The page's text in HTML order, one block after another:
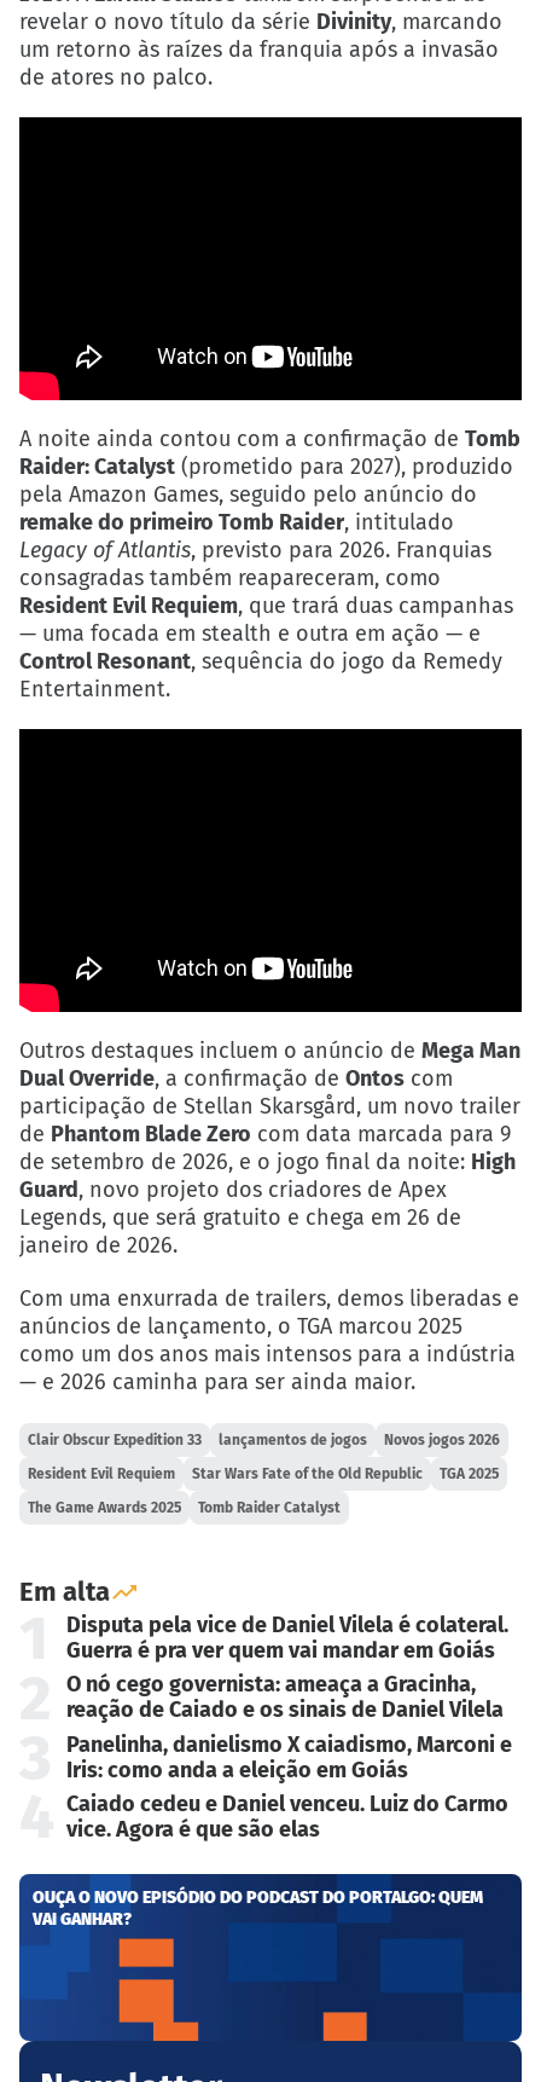
revelar o novo título da série Divinity, marcando
um retorno às raízes da franquia após a invasão
de atores no palco.
A noite ainda contou com a confirmação de Tomb
Raider: Catalyst (prometido para 2027), produzido
pela Amazon Games, seguido pelo anúncio do
remake do primeiro Tomb Raider, intitulado
Legacy of Atlantis, previsto para 2026. Franquias
consagradas também reapareceram, como
Resident Evil Requiem, que trará duas campanhas
— uma focada em stealth e outra em ação — e
Control Resonant, sequência do jogo da Remedy
Entertainment.
Outros destaques incluem o anúncio de Mega Man
Dual Override, a confirmação de Ontos com
participação de Stellan Skarsgård, um novo trailer
de Phantom Blade Zero com data marcada para 9
de setembro de 2026, e o jogo final da noite: High
Guard, novo projeto dos criadores de Apex
Legends, que será gratuito e chega em 26 de
janeiro de 2026.
Com uma enxurrada de trailers, demos liberadas e
anúncios de lançamento, o TGA marcou 2025
como um dos anos mais intensos para a indústria
— e 2026 caminha para ser ainda maior.
Clair Obscur Expedition 33 lançamentos de jogos Novos jogos 2026
Resident Evil Requiem Star Wars Fate of the Old Republic TGA 2025
The Game Awards 2025 Tomb Raider Catalyst
Em alta
Disputa pela vice de Daniel Vilela é colateral.
Guerra é pra ver quem vai mandar em Goiás
O nó cego governista: ameaça a Gracinha,
reação de Caiado e os sinais de Daniel Vilela
Panelinha, danielismo X caiadismo, Marconi e
Iris: como anda a eleição em Goiás
Caiado cedeu e Daniel venceu. Luiz do Carmo
vice. Agora é que são elas
OUÇA O NOVO EPISÓDIO DO PODCAST DO PORTALGO: QUEM
VAI GANHAR?